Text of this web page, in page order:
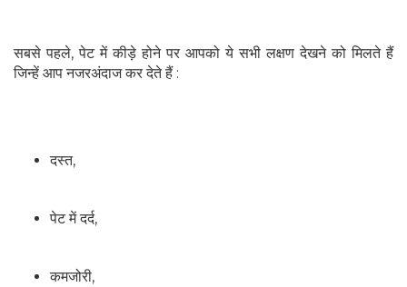
सबसे पहले, पेट में कीड़े होने पर आपको ये सभी लक्षण देखने को मिलते हैं
जिन्हें आप नजरअंदाज कर देते हैं :
दस्त,
पेट में दर्द,
कमजोरी,